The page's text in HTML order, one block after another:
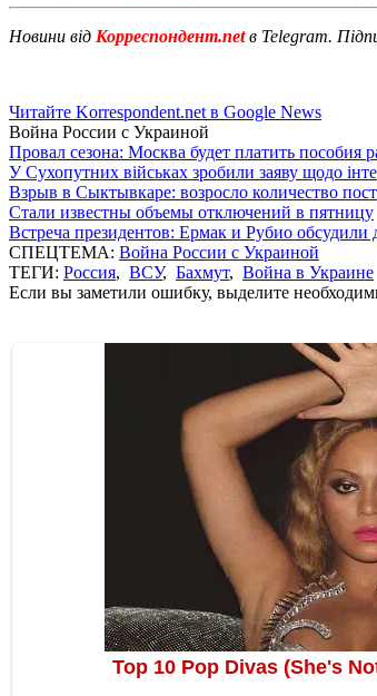
Новини від Корреспондент.netв Telegram.
Читайте Korrespondent.net в Google News
Война России с Украиной
Провал сезона: Москва будет платить пособия
У Сухопутних військах зробили заяву щодо
Взрыв в Сыктывкаре: возросло количество
Стали известны объемы отключений в пятницу
Встреча президентов: Ермак и Рубио обсудили
СПЕЦТЕМА: Война России с Украиной
ТЕГИ: Россия, ВСУ, Бахмут, Война в Украине
Если вы заметили ошибку, выделите